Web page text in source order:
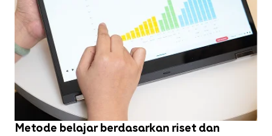
Metode belajar berdasarkan riset dan